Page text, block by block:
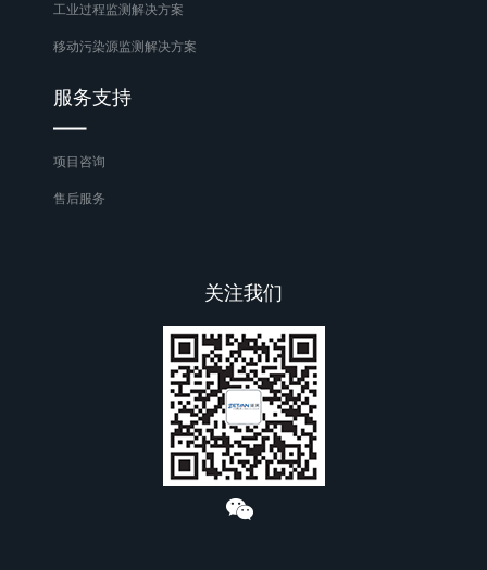
工业过程监测解决方案
移动污染源监测解决方案
服务支持
项目咨询
售后服务
关注我们